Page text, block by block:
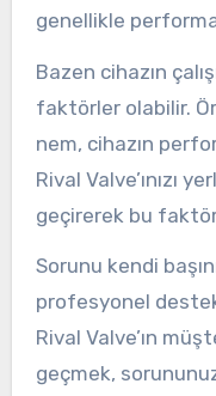
genellikle
Bazen cihazın
faktörler olabilir.
nem, cihazın
Rival Valve’ınızı
geçirerek bu
Sorunu kendi
profesyonel
Rival Valve’ın
geçmek,